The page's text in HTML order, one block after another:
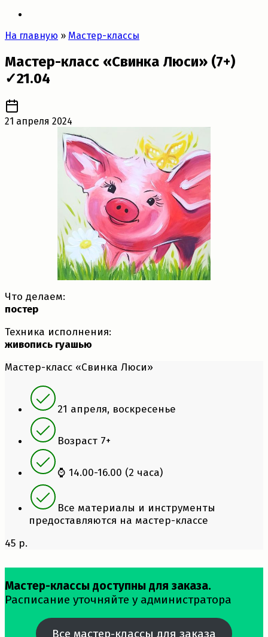
На главную » Мастер-классы
Мастер-класс «Свинка Люси» (7+)
✓21.04
21 апреля 2024
Что делаем:
постер
Техника исполнения:
живопись гуашью
Мастер-класс «Свинка Люси»
21 апреля, воскресенье
Возраст 7+
⌚ 14.00-16.00 (2 часа)
Все материалы и инструменты
предоставляются на мастер-классе
45 р.
Мастер-классы доступны для заказа.
Расписание уточняйте у администратора
Все мастер-классы для заказа